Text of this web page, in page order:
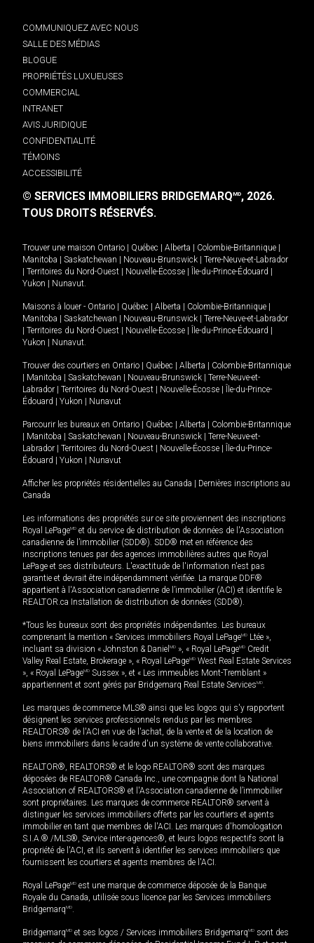
COMMUNIQUEZ AVEC NOUS
SALLE DES MÉDIAS
BLOGUE
PROPRIÉTÉS LUXUEUSES
COMMERCIAL
INTRANET
AVIS JURIDIQUE
CONFIDENTIALITÉ
TÉMOINS
ACCESSIBILITÉ
© SERVICES IMMOBILIERS BRIDGEMARQMD, 2026.
TOUS DROITS RÉSERVÉS.
Trouver une maison Ontario Québec Alberta Colombie-Britannique
Manitoba
Saskatchewan Nouveau-Brunswick
Terre-Neuve-et-Labrador
Territoires du Nord-Ouest Nouvelle-Écosse Île-du-Prince-Édouard
Yukon
Nunavut.
Maisons à louer - Ontario Québec Alberta Colombie-Britannique
Manitoba
Saskatchewan Nouveau-Brunswick
Terre-Neuve-et-Labrador
Territoires du Nord-Ouest Nouvelle-Écosse Île-du-Prince-Édouard
Yukon
Nunavut.
Trouver des courtiers en Ontario Québec Alberta
Colombie-Britannique
Manitoba Saskatchewan Nouveau-Brunswick
Terre-Neuve-et-
Labrador
Territoires du Nord-Ouest Nouvelle-Écosse
Île-du-Prince-
Édouard
Yukon Nunavut
Parcourir les bureaux en Ontario Québec Alberta
Colombie-Britannique
Manitoba Saskatchewan Nouveau-Brunswick
Terre-Neuve-et-
Labrador
Territoires du Nord-Ouest Nouvelle-Écosse
Île-du-Prince-
Édouard
Yukon Nunavut
Afficher les propriétés résidentielles au Canada
Dernières inscriptions au
Canada
Les informations des propriétés sur ce site proviennent des inscriptions
Royal LePageMD et du service de distribution de données de l'Association
canadienne de l’immobilier (SDD®). SDD® met en référence des
inscriptions tenues par des agences immobilières autres que Royal
LePage et ses distributeurs. L'exactitude de l'information n'est pas
garantie et devrait être indépendamment vérifiée. La marque DDF®
appartient à l'Association canadienne de l’immobilier (ACI) et identifie le
REALTOR.ca Installation de distribution de données (SDD®).
*Tous les bureaux sont des propriétés indépendantes. Les bureaux
comprenant la mention « Services immobiliers Royal LePageMD Ltée »,
incluant sa division « Johnston & Daniel MD », « Royal LePageMD Credit
Valley Real Estate, Brokerage », « Royal LePageMD West Real Estate Services
», « Royal LePageMD Sussex », et « Les immeubles Mont-Tremblant »
appartiennent et sont gérés par Bridgemarq Real Estate ServicesMD.
Les marques de commerce MLS® ainsi que les logos qui s'y rapportent
désignent les services professionnels rendus par les membres
REALTORS® de l'ACI en vue de l'achat, de la vente et de la location de
biens immobiliers dans le cadre d'un système de vente collaborative.
REALTOR®, REALTORS® et le logo REALTOR® sont des marques
déposées de REALTOR® Canada Inc., une compagnie dont la National
Association of REALTORS® et l'Association canadienne de l’immobilier
sont propriétaires. Les marques de commerce REALTOR® servent à
distinguer les services immobiliers offerts par les courtiers et agents
immobilier en tant que membres de l'ACI. Les marques d'homologation
S.I.A.® /MLS®, Service inter-agences®, et leurs logos respectifs sont la
propriété de l'ACI, et ils servent à identifier les services immobiliers que
fournissent les courtiers et agents membres de l'ACI.
Royal LePageMD est une marque de commerce déposée de la Banque
Royale du Canada, utilisée sous licence par les Services immobiliers
BridgemarqMD.
BridgemarqMD et ses logos / Services immobiliers BridgemarqMD sont des